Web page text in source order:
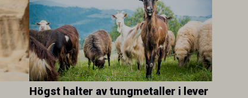
Högst halter av tungmetaller i lever